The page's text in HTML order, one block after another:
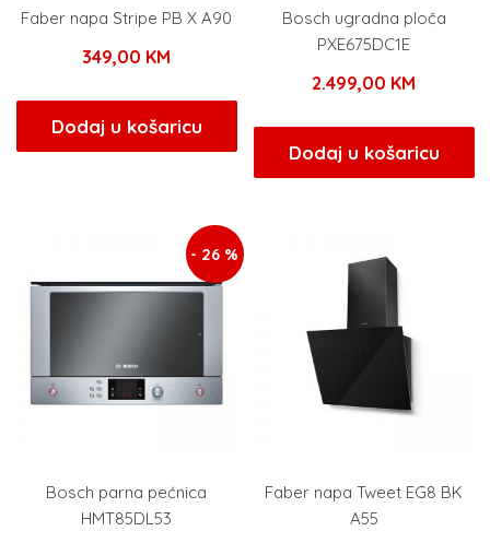
Faber napa Stripe PB X A90
349,00 KM
Dodaj u košaricu
Bosch ugradna ploča
PXE675DC1E
2.499,00 KM
Dodaj u košaricu
- 26 %
Bosch parna pećnica
HMT85DL53
Faber napa Tweet EG8 BK
A55